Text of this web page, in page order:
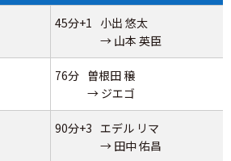
45分+1
小出 悠太
→ 山本 英臣
76分 曽根田 穣
→ ジエゴ
90分+3 エデル リマ
→ 田中 佑昌